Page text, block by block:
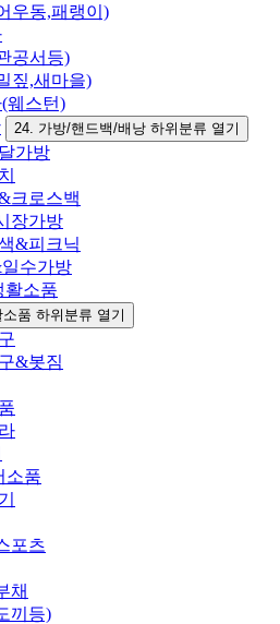
우동,패랭이)
공서등)
짚,새마을)
웨스턴)
24. 가방/핸드백/배낭 하위분류 열기
가방
크로스백
장가방
&피크닉
수가방
활소품
품 하위분류 열기
&봇짐
소품
포츠
채
끼등)